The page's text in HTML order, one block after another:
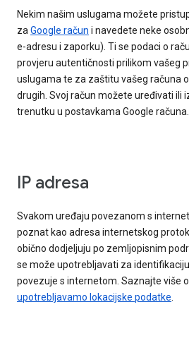
Nekim našim uslugama možete
zaGoogle račun i navedete neke
e-adresu i zaporku). Ti se podaci o
provjeru autentičnosti prilikom vašeg
uslugama te za zaštitu vašeg računa
drugih. Svoj račun možete uređivati ili
trenutku u postavkama Google računa.
IP adresa
Svakom uređaju povezanom s
poznat kao adresa internetskog
obično dodjeljuju po zemljopisnim
se može upotrebljavati za
povezuje s internetom. Saznajte više
upotrebljavamo lokacijske podatke.